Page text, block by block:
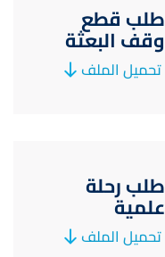
طلب قطع
وقف البعثة
تحميل الملف
طلب رحلة
علمية
تحميل الملف